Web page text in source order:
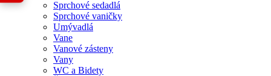
Sprchové sedadlá
Sprchové vaničky
Umývadlá
Vane
Vanové zásteny
Vany
WC a Bidety